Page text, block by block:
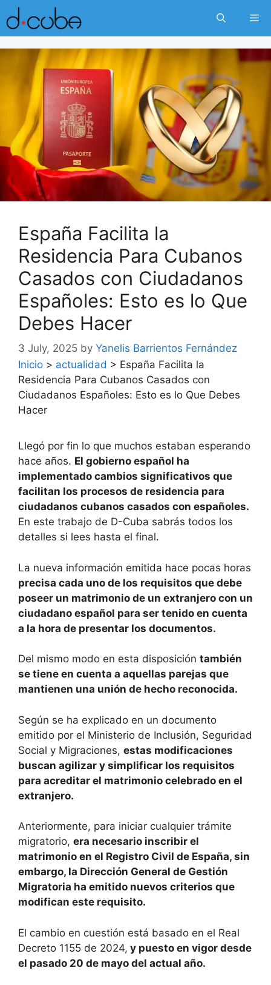
Skip
to
content
España Facilita la
Residencia Para Cubanos
Casados con Ciudadanos
Españoles: Esto es lo Que
Debes Hacer
3 July, 2025 by Yanelis Barrientos Fernández
Inicio > actualidad > España Facilita la
Residencia Para Cubanos Casados con
Ciudadanos Españoles: Esto es lo Que Debes
Hacer
Llegó por fin lo que muchos estaban esperando
hace años. El gobierno español ha
implementado cambios significativos que
facilitan los procesos de residencia para
ciudadanos cubanos casados con españoles.
En este trabajo de D-Cuba sabrás todos los
detalles si lees hasta el final.
La nueva información emitida hace pocas horas
precisa cada uno de los requisitos que debe
poseer un matrimonio de un extranjero con un
ciudadano español para ser tenido en cuenta
a la hora de presentar los documentos.
Del mismo modo en esta disposición también
se tiene en cuenta a aquellas parejas que
mantienen una unión de hecho reconocida.
Según se ha explicado en un documento
emitido por el Ministerio de Inclusión, Seguridad
Social y Migraciones, estas modificaciones
buscan agilizar y simplificar los requisitos
para acreditar el matrimonio celebrado en el
extranjero.
Anteriormente, para iniciar cualquier trámite
migratorio, era necesario inscribir el
matrimonio en el Registro Civil de España, sin
embargo, la Dirección General de Gestión
Migratoria ha emitido nuevos criterios que
modifican este requisito.
El cambio en cuestión está basado en el Real
Decreto 1155 de 2024, y puesto en vigor desde
el pasado 20 de mayo del actual año.